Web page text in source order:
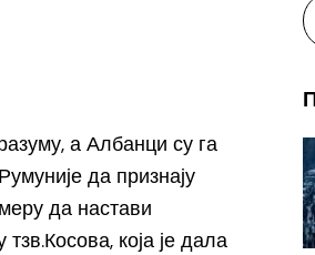
а Албанци су га
да признају
да настави
која је дала